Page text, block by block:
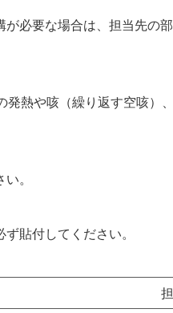
必要な場合は、担当先の
熱や咳（繰り返す空咳）
。
貼付してください。